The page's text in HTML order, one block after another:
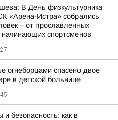
В День физкультурника
«Арена-Истра» собрались
– от прославленных
начинающих спортсменов
огнеборцами спасено двое
в детской больнице
безопасность: как в